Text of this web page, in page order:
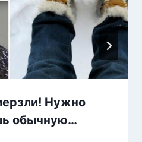
Нужно
обычную…